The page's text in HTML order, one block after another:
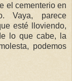
el cementerio en
Vaya, parece
esté lloviendo,
lo que cabe, la
podemos